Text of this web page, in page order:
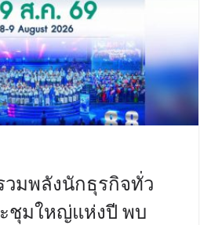
วมพลังนักธุรกิจทั่ว
ชุมใหญ่แห่งปี พบ